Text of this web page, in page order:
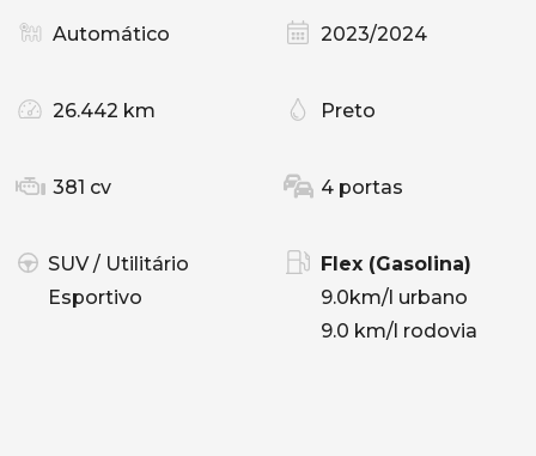
Automático 2023/2024
26.442 km Preto
381 cv 4 portas
SUV / Utilitário
Esportivo
Flex (Gasolina)
9.0km/l urbano
9.0 km/l rodovia